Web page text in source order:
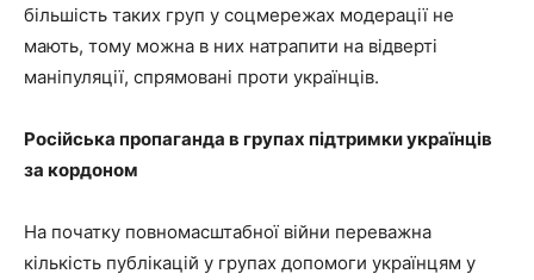
більшість таких груп у соцмережах модерації не
мають, тому можна в них натрапити на відверті
маніпуляції, спрямовані проти українців.
Російська пропаганда в групах підтримки українців
за кордоном
На початку повномасштабної війни переважна
кількість публікацій у групах допомоги українцям у